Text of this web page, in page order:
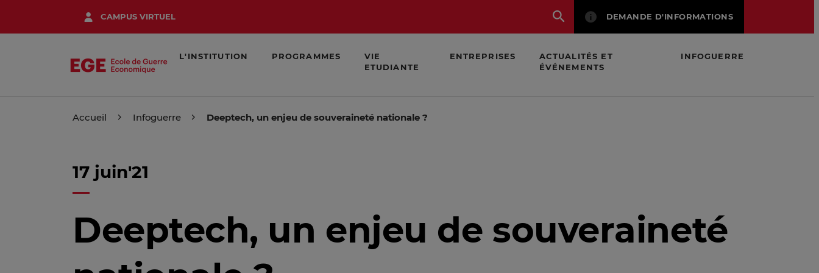
contenu
CAMPUS VIRTUEL DEMANDE D'INFORMATIONS
L'INSTITUTION PROGRAMMES
VIE
ETUDIANTE
ENTREPRISES
ACTUALITÉS ET
ÉVÉNEMENTS
INFOGUERRE
Accueil Infoguerre Deeptech, un enjeu de souveraineté nationale ?
17 juin'21
Deeptech, un enjeu de souveraineté